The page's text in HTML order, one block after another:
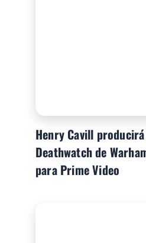
Henry Cavill
Deathwatch de
para Prime Video